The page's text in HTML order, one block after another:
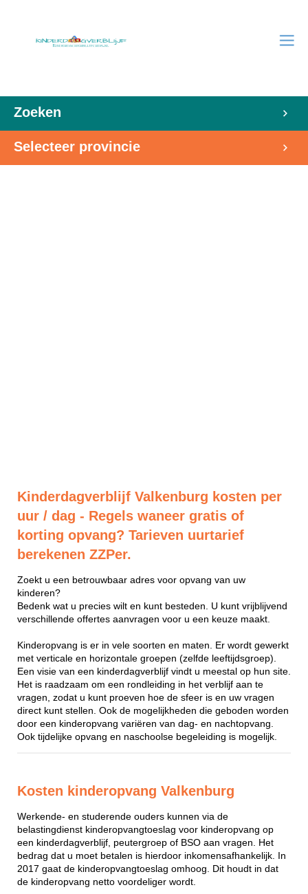
Zoeken
Selecteer provincie
Kinderdagverblijf Valkenburg kosten per
uur / dag - Regels waneer gratis of
korting opvang? Tarieven uurtarief
berekenen ZZPer.
Zoekt u een betrouwbaar adres voor opvang van uw
kinderen?
Bedenk wat u precies wilt en kunt besteden. U kunt vrijblijvend
verschillende offertes aanvragen voor u een keuze maakt.
Kinderopvang is er in vele soorten en maten. Er wordt gewerkt
met verticale en horizontale groepen (zelfde leeftijdsgroep).
Een visie van een kinderdagverblijf vindt u meestal op hun site.
Het is raadzaam om een rondleiding in het verblijf aan te
vragen, zodat u kunt proeven hoe de sfeer is en uw vragen
direct kunt stellen. Ook de mogelijkheden die geboden worden
door een kinderopvang variëren van dag- en nachtopvang.
Ook tijdelijke opvang en naschoolse begeleiding is mogelijk.
Kosten kinderopvang Valkenburg
Werkende- en studerende ouders kunnen via de
belastingdienst kinderopvangtoeslag voor kinderopvang op
een kinderdagverblijf, peutergroep of BSO aan vragen. Het
bedrag dat u moet betalen is hierdoor inkomensafhankelijk. In
2017 gaat de kinderopvangtoeslag omhoog. Dit houdt in dat
de kinderopvang netto voordeliger wordt.